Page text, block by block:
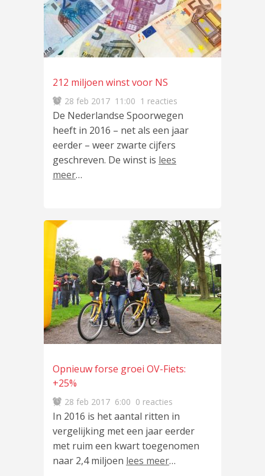
212 miljoen winst voor NS
28 feb 2017 11:00 1 reacties
De Nederlandse Spoorwegen
heeft in 2016 – net als een jaar
eerder – weer zwarte cijfers
geschreven. De winst is lees
meer…
Opnieuw forse groei OV-Fiets:
+25%
28 feb 2017 6:00 0 reacties
In 2016 is het aantal ritten in
vergelijking met een jaar eerder
met ruim een kwart toegenomen
naar 2,4 miljoen lees meer…